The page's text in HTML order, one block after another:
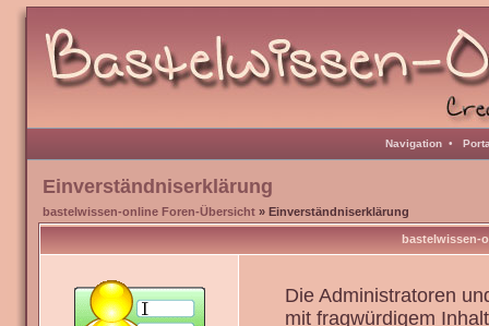
Navigation •
Einverständniserklärung
bastelwissen-online Foren-Übersicht » Einverständniserklärung
bastelwissen-
Die Administratoren
mit fragwürdigem